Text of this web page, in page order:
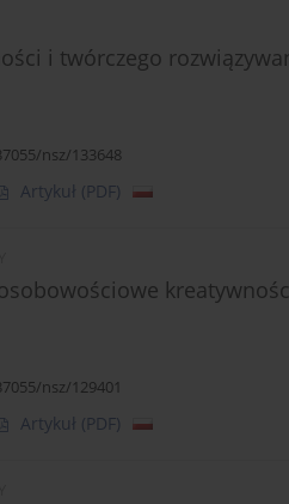
i twórczego
nsz/133648
Artykuł (PDF)
nsz/129401
Artykuł (PDF)